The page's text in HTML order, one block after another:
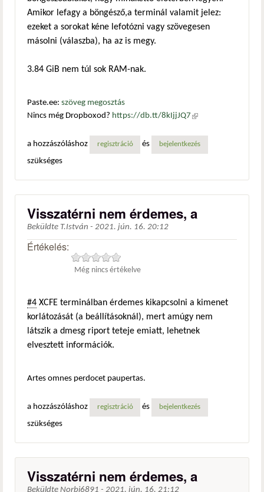
Amikor lefagy a böngésző,a terminál valamit jelez:
ezeket a sorokat kéne lefotózni vagy szövegesen
másolni (válaszba), ha az is megy.
3.84 GiB nem túl sok RAM-nak.
Paste.ee: szöveg megosztás
Nincs még Dropboxod? https://db.tt/8kIjjJQ7 (külső
a hozzászóláshoz
regisztráció és bejelentkezés
szükséges
Visszatérni nem érdemes, a
Beküldte T.István - 2021. jún. 16. 20:12
Értékelés:
Még nincs értékelve
#4 XCFE terminálban érdemes kikapcsolni a kimenet
korlátozását (a beállításoknál), mert amúgy nem
látszik a dmesg riport teteje emiatt, lehetnek
elvesztett információk.
Artes omnes perdocet paupertas.
a hozzászóláshoz regisztráció és bejelentkezés
szükséges
Visszatérni nem érdemes, a
Beküldte Norbi6891 - 2021. jún. 16. 21:12